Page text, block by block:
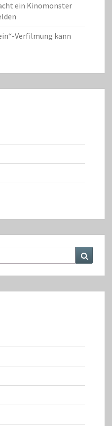
ein Kinomonster
Verfilmung kann